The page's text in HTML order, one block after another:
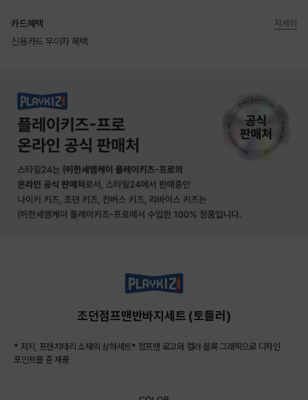
카드혜택
신용카드 무이자 혜택
자세히
조던점프맨반바지세트 (토들러)
* 저지, 프렌치테리 소재의 상하세트* 점프맨 로고와 컬러 블록 그래픽으로 디자인
포인트를 준 제품